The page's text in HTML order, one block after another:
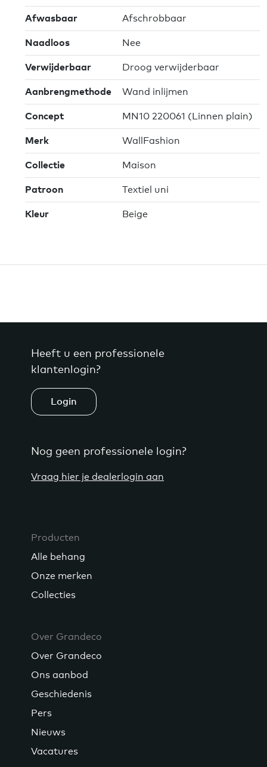
Afwasbaar Afschrobbaar
Naadloos Nee
Verwijderbaar Droog verwijderbaar
Aanbrengmethode Wand inlijmen
Concept MN10 220061 (Linnen plain)
Merk WallFashion
Collectie Maison
Patroon Textiel uni
Kleur Beige
Heeft u een professionele
klantenlogin?
Login
Nog geen professionele login?
Vraag hier je dealerlogin aan
Producten
Alle behang
Onze merken
Collecties
Over Grandeco
Over Grandeco
Ons aanbod
Geschiedenis
Pers
Nieuws
Vacatures